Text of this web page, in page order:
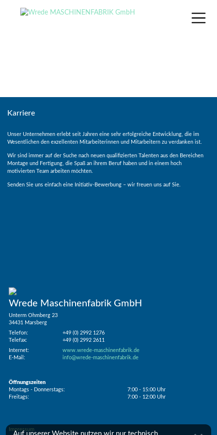
Karriere
Unser Unternehmen erlebt seit Jahren eine sehr erfolgreiche Entwicklung, die im
Wesentlichen den exzellenten Mitarbeiterinnen und Mitarbeitern zu verdanken ist.
Wir sind immer auf der Suche nach neuen qualifizierten Talenten aus den Bereichen
Montage und Fertigung, die Spaß an ihrem Beruf haben und in einem hoch
motivierten Team arbeiten möchten.
Senden Sie uns einfach eine Initiativ-Bewerbung – wir freuen uns auf Sie.
Wrede Maschinenfabrik GmbH
Unterm Ohmberg 23
34431 Marsberg
Telefon:
+49 (0) 2992 1276
Telefax:
+49 (0) 2992 2611
Internet:
www.wrede-maschinenfabrik.de
E-Mail:
info@wrede-maschinenfabrik.de
Öffnungszeiten
Montags - Donnerstags:
7:00 - 15:00 Uhr
Freitags:
7:00 - 12:00 Uhr
Impressum